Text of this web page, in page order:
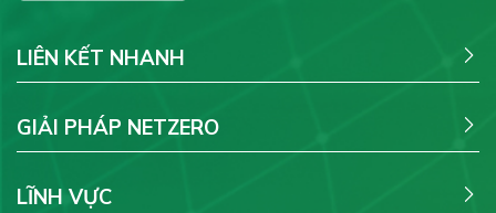
LIÊN KẾT NHANH
GIẢI PHÁP NETZERO
LĨNH VỰC